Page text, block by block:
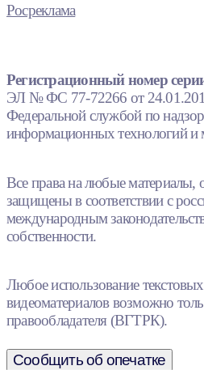
Росреклама
Регистрационный номер
ЭЛ № ФС 77-72266 от
Федеральной службой по
информационных технологий и
Все права на любые материалы,
защищены в соответствии с
международным
собственности.
Любое использование
видеоматериалов возможно
правообладателя (ВГТРК).
Сообщить об опечатке